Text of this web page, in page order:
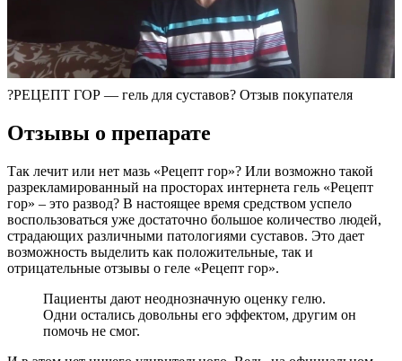
?РЕЦЕПТ ГОР — гель для суставов? Отзыв покупателя
Отзывы о препарате
Так лечит или нет мазь «Рецепт гор»? Или возможно такой
разрекламированный на просторах интернета гель «Рецепт
гор» – это развод? В настоящее время средством успело
воспользоваться уже достаточно большое количество людей,
страдающих различными патологиями суставов. Это дает
возможность выделить как положительные, так и
отрицательные отзывы о геле «Рецепт гор».
Пациенты дают неоднозначную оценку гелю.
Одни остались довольны его эффектом, другим он
помочь не смог.